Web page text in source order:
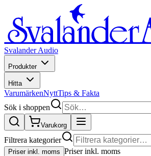
Svalander Audio
Produkter
Hitta
VarumärkenNyttTips & Fakta
Sök i shoppen
Varukorg
Filtrera kategorier
Priser inkl. moms Priser inkl. moms